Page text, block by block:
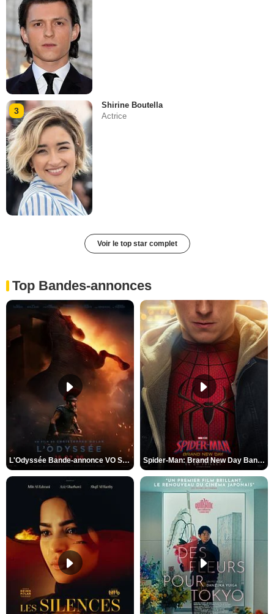
3
Shirine Boutella
Actrice
Voir le top star complet
Top Bandes-annonces
L'Odyssée Bande-annonce VO STFR Spider-Man: Brand New Day Bande-annonce VO STFR